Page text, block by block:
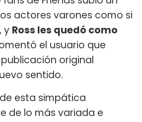
actores varones como si
y Ross les quedó como
el usuario que
publicación original
sentido.
esta simpática
de lo más variada e